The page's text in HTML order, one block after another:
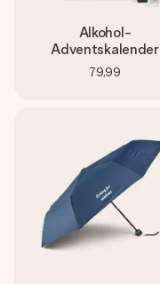
Alkohol-
Adventskalender
79,99